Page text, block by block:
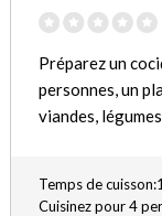
Préparez un
personnes, un
viandes,
Temps de
Cuisinez pour 4